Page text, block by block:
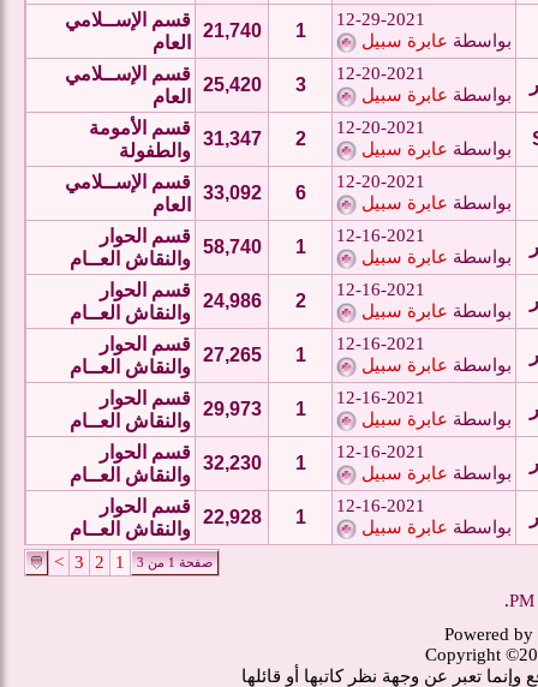
12-29-2021
بواسطة عابرة سبيل 1
21,740
قسم الإســلامي
العام
12-20-2021
بواسطة عابرة سبيل 3
25,420
قسم الإســلامي
العام
12-20-2021
بواسطة عابرة سبيل 2
31,347
قسم الأمومة
والطفولة
12-20-2021
بواسطة عابرة سبيل 6
33,092
قسم الإســلامي
العام
12-16-2021
بواسطة عابرة سبيل 1
58,740
قسم الحوار
والنقاش العــام
12-16-2021
بواسطة عابرة سبيل 2
24,986
قسم الحوار
والنقاش العــام
12-16-2021
بواسطة عابرة سبيل 1
27,265
قسم الحوار
والنقاش العــام
12-16-2021
بواسطة عابرة سبيل 1
29,973
قسم الحوار
والنقاش العــام
12-16-2021
بواسطة عابرة سبيل 1
32,230
قسم الحوار
والنقاش العــام
12-16-2021
بواسطة عابرة سبيل 1
22,928
قسم الحوار
والنقاش العــام
صفحة 1 من 3 1
2
3
>
.
Powered
Copyright
تعبر عن وجهة نظر كاتبها أو قائلها